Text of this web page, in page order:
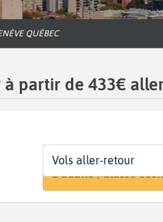
QUÉBEC
à partir de 433€
Départ
Genève (GVA)
Dates
Dates de votre
Voyageurs | Classe
1 adulte | Classe
Vols aller-retour